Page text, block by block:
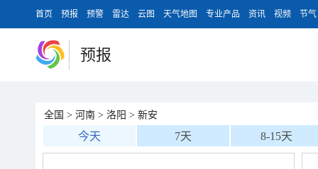
首页 预报 预警 雷达 云图 天气地图 专业产品 资讯 视频 节气
预报
全国 > 河南 > 洛阳 > 新安
今天 7天 8-15天